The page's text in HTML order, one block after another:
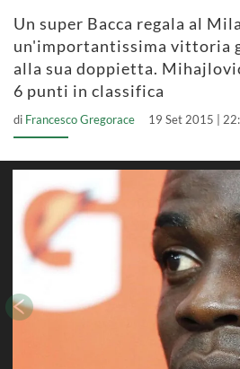
Un super Bacca regala al
un'importantissima vittoria
alla sua doppietta.
6 punti in classifica
di Francesco Gregorace 19 Set 2015 |